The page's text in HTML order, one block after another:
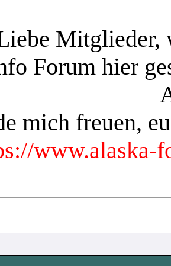
Mitglieder,
Forum hier
mich freuen,
www.alaska-